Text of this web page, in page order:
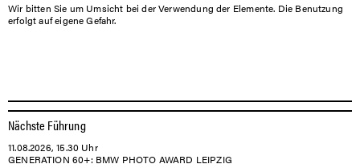
Wir bitten Sie um Umsicht bei der Verwendung der Elemente. Die Benutzung
erfolgt auf eigene Gefahr.
Nächste Führung
11.08.2026, 15.30 Uhr
GENERATION 60+: BMW PHOTO AWARD LEIPZIG